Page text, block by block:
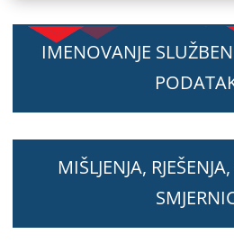
IMENOVANJE
MIŠLJENJA,